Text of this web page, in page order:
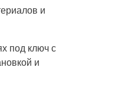
и
под ключ с
и